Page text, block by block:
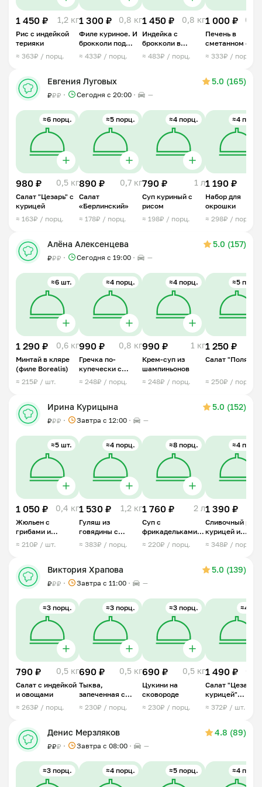
1 450 ₽ 1,2 кг
Рис с индейкой
терияки
≈ 363₽ / порц.
1 300 ₽ 0,8 кг
Филе куриное. И
брокколи под
сливочным
соусом
≈ 433₽ / порц.
1 450 ₽ 0,8 кг
Индейка с
брокколи в
восточном стиле
≈ 483₽ / порц.
1 000 ₽ 0,8
Печень в
сметанном
≈ 333₽ / порц.
Евгения Луговых 5.0 (165)
₽₽₽ Сегодня с 20:00 —
≈6 порц.
980 ₽ 0,5 кг
Салат "Цезарь" с
курицей
≈ 163₽ / порц.
≈5 порц.
890 ₽ 0,7 кг
Салат
«Берлинский»
≈ 178₽ / порц.
≈4 порц.
790 ₽ 1 л
Суп куриный с
рисом
≈ 198₽ / порц.
≈4 порц.
1 190 ₽
Набор для
окрошки
≈ 298₽ / порц.
Алёна Алексенцева 5.0 (157)
₽₽₽ Сегодня с 19:00 —
≈6 шт.
1 290 ₽ 0,6 кг
Минтай в кляре
(филе Borealis)
≈ 215₽ / шт.
≈4 порц.
990 ₽ 0,8 кг
Гречка по-
купечески с
курицей
≈ 248₽ / порц.
≈4 порц.
990 ₽ 1 кг
Крем-суп из
шампиньонов
≈ 248₽ / порц.
≈5 порц.
1 250 ₽
Салат
≈ 250₽ / порц.
Ирина Курицына 5.0 (152)
₽₽₽ Завтра c 12:00 —
≈5 шт.
1 050 ₽ 0,4 кг
Жюльен с
грибами и
курицей
≈ 210₽ / шт.
≈4 порц.
1 530 ₽ 1,2 кг
Гуляш из
говядины с
картофельным
≈ 383₽ / порц.
≈8 порц.
1 760 ₽ 2 л
Суп с
фрикадельками
из индейки
(овощной)
≈ 220₽ / порц.
≈4 порц.
1 390 ₽
Сливочный рис
курицей и
овощами
≈ 348₽ / порц.
Виктория Храпова 5.0 (139)
₽₽₽ Завтра c 11:00 —
≈3 порц.
790 ₽ 0,5 кг
Салат с индейкой
и овощами
≈ 263₽ / порц.
≈3 порц.
690 ₽ 0,5 кг
Тыква,
запеченная с
яйцом и
адыгейским
≈ 230₽ / порц.
≈3 порц.
690 ₽ 0,5 кг
Цукини на
сковороде
≈ 230₽ / порц.
≈4 шт.
1 490 ₽
Салат "Цезарь с
курицей"
порционный
≈ 372₽ / шт.
Денис Мерзляков 4.8 (89)
₽₽₽ Завтра c 08:00 —
≈3 порц. ≈4 порц. ≈5 порц. ≈4 порц.